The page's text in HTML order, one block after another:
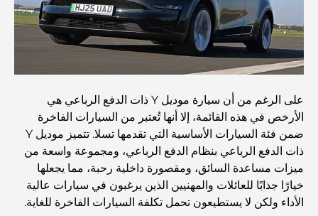
أفضل المقاهي في دبي بإطلالة خلابة: مزيج مثالي من المذاق
الرائع والمناظر الطبيعية الساحرة
دليل شامل لأندية شاطئ نخلة جميرا لعام 2026
المطاعم الإيطالية في وسط مدينة دبي: تذوق إيطاليا في قلب
المدينة
على الرغم من أن سيارة موديل Y ذات الدفع الرباعي هي
الأرخص في هذه القائمة، إلا أنها تُعتبر من السيارات الفاخرة
ضمن فئة السيارات الأساسية التي تقدمها تسلا. تتميز موديل Y
ذات الدفع الرباعي بنظام الدفع الرباعي، ومجموعة واسعة من
ميزات مساعدة السائق، ومقصورة داخلية رحبة، مما يجعلها
خيارًا جذابًا للعائلات والمهنيين الذين يرغبون في سيارات عالية
الأداء ولكن لا يستطيعون تحمل تكلفة السيارات الفاخرة للغاية.